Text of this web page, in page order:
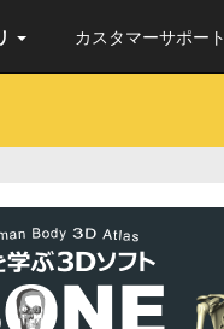
カスタマーサポート